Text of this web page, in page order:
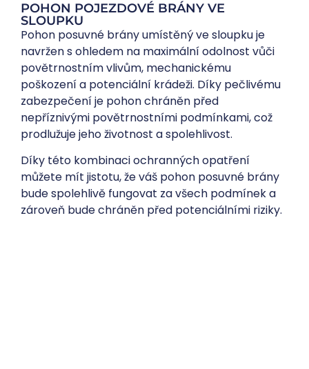
POHON POJEZDOVÉ BRÁNY VE
SLOUPKU
Pohon posuvné brány umístěný ve sloupku je
navržen s ohledem na maximální odolnost vůči
povětrnostním vlivům, mechanickému
poškození a potenciální krádeži. Díky pečlivému
zabezpečení je pohon chráněn před
nepříznivými povětrnostními podmínkami, což
prodlužuje jeho životnost a spolehlivost.
Díky této kombinaci ochranných opatření
můžete mít jistotu, že váš pohon posuvné brány
bude spolehlivě fungovat za všech podmínek a
zároveň bude chráněn před potenciálními riziky.